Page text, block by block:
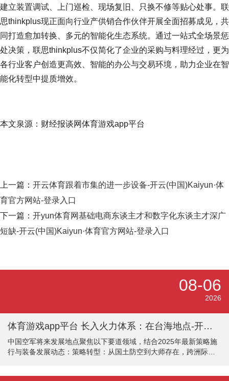
建立装置调试、上门巡检、现场复旧、只换不修等贴心处事。联
思thinkplus现正面向行业产供销合作伙伴开展全面招募成见，共
同打造愈加转换、多元的智能化生态系统。通过一站式全场景惩
处决策，联思thinkplus不仅简化了企业的采购与料理经过，更为
各行业客户创造更高效、智能的办公与交易环境，助力企业在智
能化转型中提质增效。
本文泉源：财经报谈网体育游戏app平台
上一篇： 开云体育跟着市集的进一步设备-开云(中国)Kaiyun·体
育官方网站-登录入口
下一篇： 开yun体育网基础电商东谈主才和数字化东谈主才深广
短缺-开云(中国)Kaiyun·体育官方网站-登录入口
08-06
2026
体育游戏app平台 长入火力体系：在台海地点-开云(中国)Kaiyun·体育官方网站-登录入口
中国空军将来发展地点聚焦以下要道领域，结合2025年最新策略施
行与装备发展动态：策略转型：从国土防空到大师存在，跨洲际投